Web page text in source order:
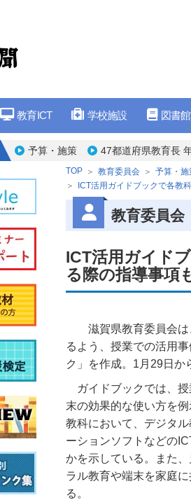
教育ICT 学校施設 図書館
予算・施策 47都道府県教育長
TOP 教育委員会
予算・施
ICT活用ガイドブックで各教
教育委員会
ICT活用ガイド
る際の指導事項
滋賀県教育委員会は
るよう、授業での活用
ク」を作成。1月29日か
ガイドブックでは、
末の効果的な使い方を
教科において、デジタ
ーションソフトなどの
かを示している。また
ラル教育や端末を家庭
る。